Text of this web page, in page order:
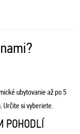
ubytovanie až po 5
Určite si vyberiete.
POHODLÍ